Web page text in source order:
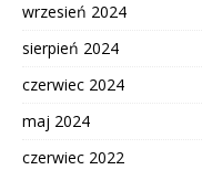
wrzesień 2024
sierpień 2024
czerwiec 2024
maj 2024
czerwiec 2022